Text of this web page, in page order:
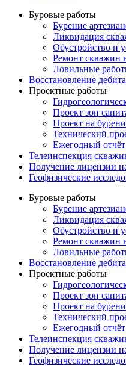
Буровые работы
Бурение
Ликвидация
Обустройство и
Ремонт скважин
Ловильные
Восстановление
Проектные работы
Проект зон
Проект на
Технический
Ежегодный
Телеинспекция
Получение лицензии
Геофизические
Буровые работы
Бурение
Ликвидация
Обустройство и
Ремонт скважин
Ловильные
Восстановление
Проектные работы
Проект зон
Проект на
Технический
Ежегодный
Телеинспекция
Получение лицензии
Геофизические